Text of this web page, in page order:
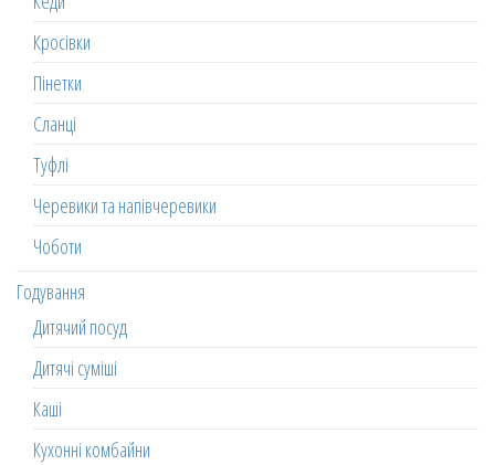
Кросівки
Пінетки
Сланці
Туфлі
Черевики та напівчеревики
Чоботи
Годування
Дитячий посуд
Дитячі суміші
Каші
Кухонні комбайни